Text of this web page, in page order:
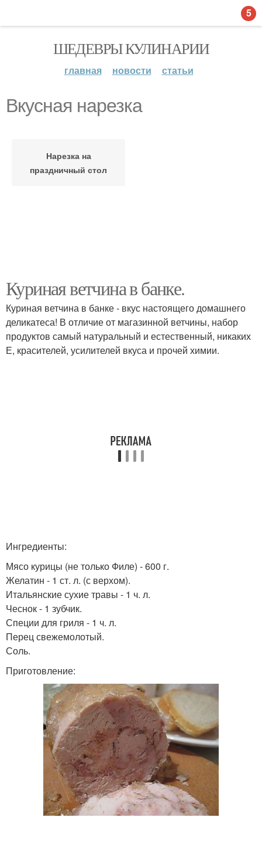
ШЕДЕВРЫ КУЛИНАРИИ
главная новости статьи
Вкусная нарезка
Нарезка на
праздничный стол
Куриная ветчина в банке.
Куриная ветчина в банке - вкус настоящего домашнего
деликатеса! В отличие от магазинной ветчины, набор
продуктов самый натуральный и естественный, никаких
Е, красителей, усилителей вкуса и прочей химии.
Ингредиенты:
Мясо курицы (не только Филе) - 600 г.
Желатин - 1 ст. л. (с верхом).
Итальянские сухие травы - 1 ч. л.
Чеснок - 1 зубчик.
Специи для гриля - 1 ч. л.
Перец свежемолотый.
Соль.
Приготовление:
5